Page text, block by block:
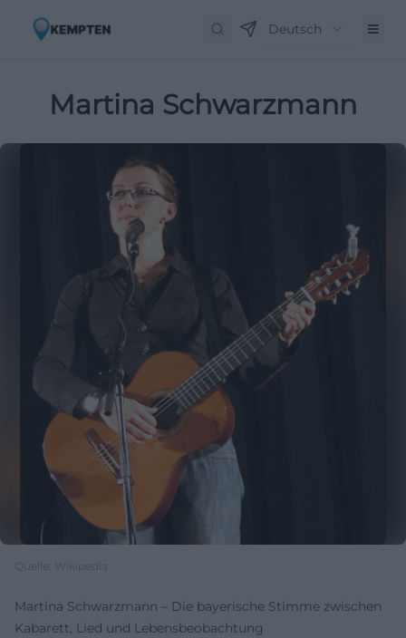
Deutsch
Martina Schwarzmann
Quelle: Wikipedia
Martina Schwarzmann – Die bayerische Stimme zwischen
Kabarett, Lied und Lebensbeobachtung